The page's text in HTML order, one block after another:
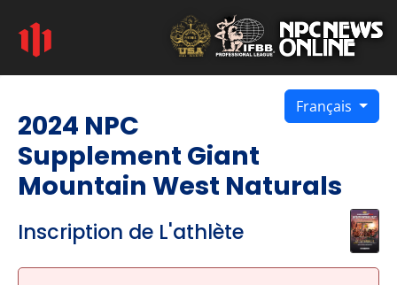
Français
2024 NPC
Supplement Giant
Mountain West Naturals
Inscription de L'athlète